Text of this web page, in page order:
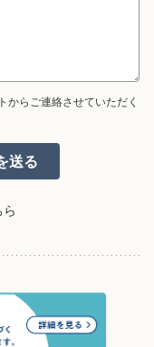
からご連絡させていただく